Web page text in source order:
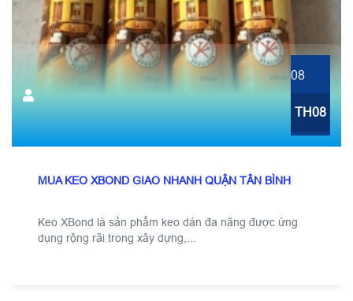
08
TH08
MUA KEO XBOND GIAO NHANH QUẬN TÂN BÌNH
Keo XBond là sản phẩm keo dán đa năng được ứng
dụng rộng rãi trong xây dựng,...